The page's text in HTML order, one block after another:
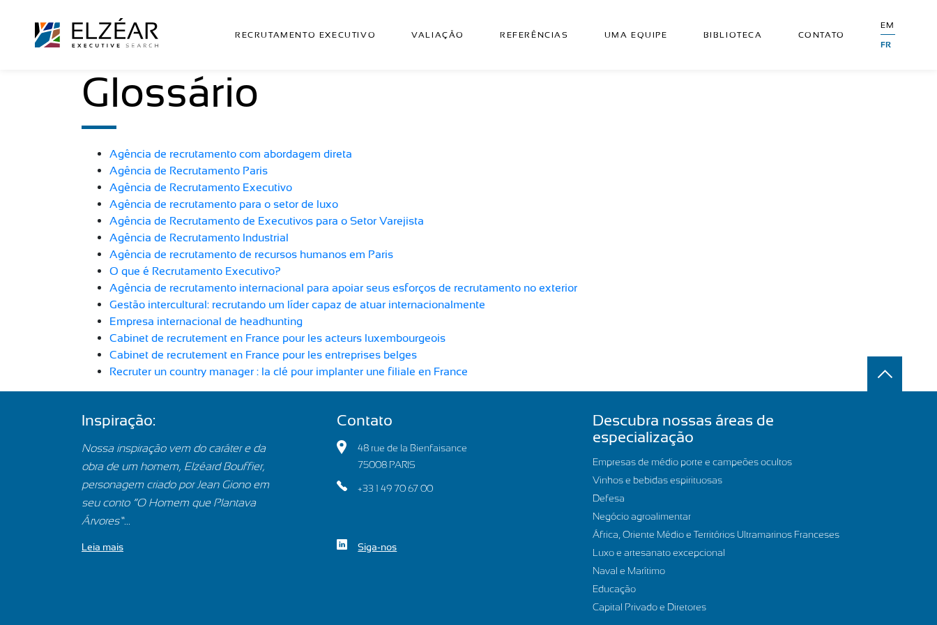
RECRUTAMENTO EXECUTIVO VALIAÇÃO REFERÊNCIAS UMA EQUIPE BIBLIOTECA CONTATO
EM
FR
Glossário
Agência de recrutamento com abordagem direta
Agência de Recrutamento Paris
Agência de Recrutamento Executivo
Agência de recrutamento para o setor de luxo
Agência de Recrutamento de Executivos para o Setor Varejista
Agência de Recrutamento Industrial
Agência de recrutamento de recursos humanos em Paris
O que é Recrutamento Executivo?
Agência de recrutamento internacional para apoiar seus esforços de recrutamento no exterior
Gestão intercultural: recrutando um líder capaz de atuar internacionalmente
Empresa internacional de headhunting
Cabinet de recrutement en France pour les acteurs luxembourgeois
Cabinet de recrutement en France pour les entreprises belges
Recruter un country manager : la clé pour implanter une filiale en France
Inspiração:
Nossa inspiração vem do caráter e da
obra de um homem, Elzéard Bouffier,
personagem criado por Jean Giono em
seu conto “O Homem que Plantava
Árvores”...
Leia mais
Contato
48 rue de la Bienfaisance
75008 PARIS
+33 1 49 70 67 00
Siga-nos
Descubra nossas áreas de
especialização
Empresas de médio porte e campeões ocultos
Vinhos e bebidas espirituosas
Defesa
Negócio agroalimentar
África, Oriente Médio e Territórios Ultramarinos Franceses
Luxo e artesanato excepcional
Naval e Marítimo
Educação
Capital Privado e Diretores